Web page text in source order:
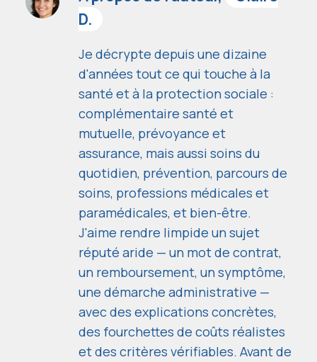
D.
Je décrypte depuis une dizaine
d'années tout ce qui touche à la
santé et à la protection sociale :
complémentaire santé et
mutuelle, prévoyance et
assurance, mais aussi soins du
quotidien, prévention, parcours de
soins, professions médicales et
paramédicales, et bien-être.
J'aime rendre limpide un sujet
réputé aride — un mot de contrat,
un remboursement, un symptôme,
une démarche administrative —
avec des explications concrètes,
des fourchettes de coûts réalistes
et des critères vérifiables. Avant de